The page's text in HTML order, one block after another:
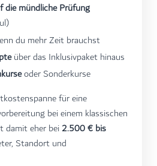
die mündliche Prüfung
du mehr Zeit brauchst
über das Inklusivpaket hinaus
oder Sonderkurse
für eine
bei einem klassischen
damit eher bei2.500 € bis
Standort und